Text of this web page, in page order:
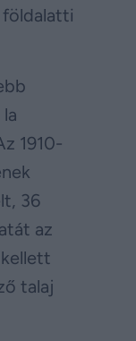
1910-
36
az
talaj